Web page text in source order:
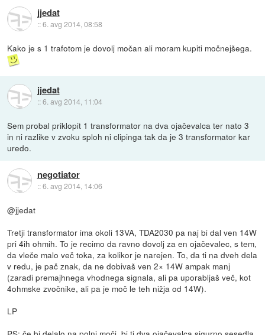
jjedat
::6. avg 2014, 08:58
Kako je s 1 trafotom je dovolj močan ali moram kupiti močnejšega.
jjedat
::6. avg 2014, 11:04
Sem probal priklopit 1 transformator na dva ojačevalca ter nato 3
in ni razlike v zvoku sploh ni clipinga tak da je 3 transformator kar
uredo.
negotiator
::6. avg 2014, 14:06
@jjedat
Tretji transformator ima okoli 13VA, TDA2030 pa naj bi dal ven 14W
pri 4ih ohmih. To je recimo da ravno dovolj za en ojačevalec, s tem,
da vleče malo več toka, za kolikor je narejen. To, da ti na dveh dela
v redu, je pač znak, da ne dobivaš ven 2× 14W ampak manj
(zaradi premajhnega vhodnega signala, ali pa uporabljaš več, kot
4ohmske zvočnike, ali pa je moč le teh nižja od 14W).
LP